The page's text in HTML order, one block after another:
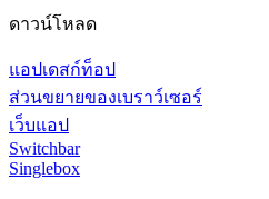
ดาวน์โหลด
แอปเดสก์ท็อป
ส่วนขยายของเบราว์เซอร์
เว็บแอป
Switchbar
Singlebox